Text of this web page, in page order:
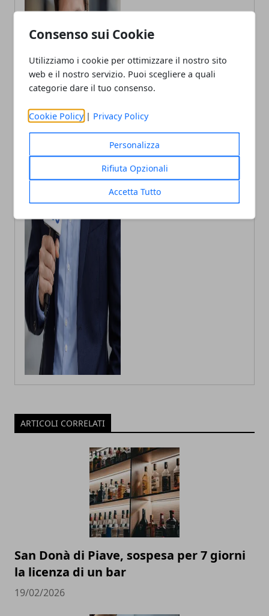
Consenso sui Cookie
Utilizziamo i cookie per ottimizzare il nostro sito
web e il nostro servizio. Puoi scegliere a quali
categorie dare il tuo consenso.
Cookie Policy | Privacy Policy
Personalizza
Rifiuta Opzionali
Accetta Tutto
Andrea Bianchi
Autore di articoli di attualità, casa e
tech porto in Italia le ultime novità.
ARTICOLI CORRELATI
San Donà di Piave, sospesa per 7 giorni
la licenza di un bar
19/02/2026